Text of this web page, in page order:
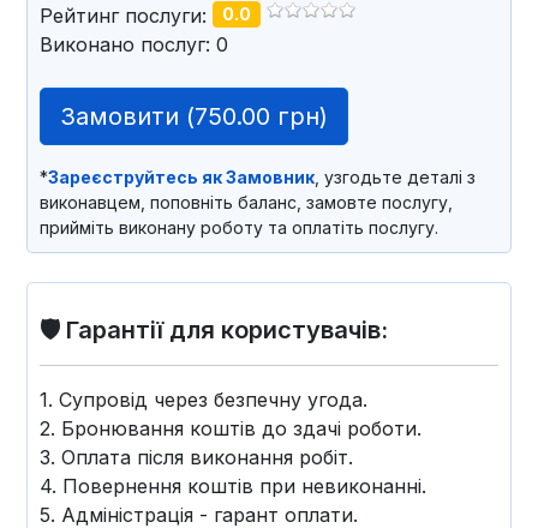
Рейтинг послуги:
0.0
Виконано послуг: 0
Замовити (750.00 грн)
*Зареєструйтесь як Замовник , узгодьте деталі з
виконавцем, поповніть баланс, замовте послугу,
прийміть виконану роботу та оплатіть послугу.
🛡️ Гарантії для користувачів:
1. Супровід через безпечну угода.
2. Бронювання коштів до здачі роботи.
3. Оплата після виконання робіт.
4. Повернення коштів при невиконанні.
5. Адміністрація - гарант оплати.